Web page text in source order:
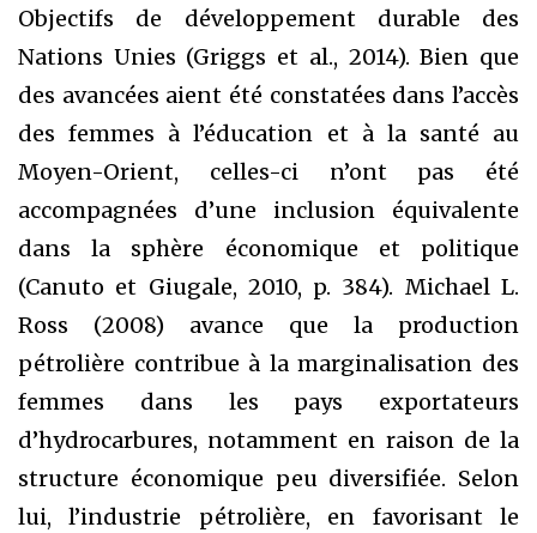
Objectifs de développement durable des
Nations Unies (Griggs et al., 2014). Bien que
des avancées aient été constatées dans l’accès
des femmes à l’éducation et à la santé au
Moyen-Orient, celles-ci n’ont pas été
accompagnées d’une inclusion équivalente
dans la sphère économique et politique
(Canuto et Giugale, 2010, p. 384). Michael L.
Ross (2008) avance que la production
pétrolière contribue à la marginalisation des
femmes dans les pays exportateurs
d’hydrocarbures, notamment en raison de la
structure économique peu diversifiée. Selon
lui, l’industrie pétrolière, en favorisant le